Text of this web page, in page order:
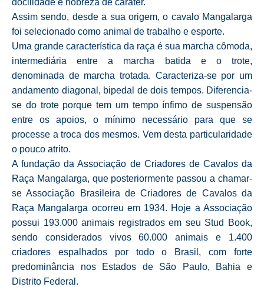
docilidade e nobreza de caráter.
Assim sendo, desde a sua origem, o cavalo Mangalarga
foi selecionado como animal de trabalho e esporte.
Uma grande característica da raça é sua marcha cômoda,
intermediária entre a marcha batida e o trote,
denominada de marcha trotada. Caracteriza-se por um
andamento diagonal, bipedal de dois tempos. Diferencia-
se do trote porque tem um tempo ínfimo de suspensão
entre os apoios, o mínimo necessário para que se
processe a troca dos mesmos. Vem desta particularidade
o pouco atrito.
A fundação da Associação de Criadores de Cavalos da
Raça Mangalarga, que posteriormente passou a chamar-
se Associação Brasileira de Criadores de Cavalos da
Raça Mangalarga ocorreu em 1934. Hoje a Associação
possui 193.000 animais registrados em seu Stud Book,
sendo considerados vivos 60.000 animais e 1.400
criadores espalhados por todo o Brasil, com forte
predominância nos Estados de São Paulo, Bahia e
Distrito Federal.